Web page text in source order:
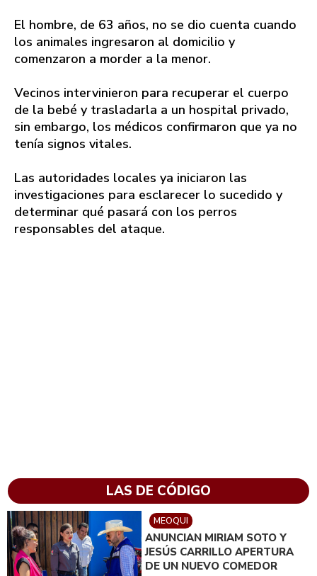
El hombre, de 63 años, no se dio cuenta cuando
los animales ingresaron al domicilio y
comenzaron a morder a la menor.
Vecinos intervinieron para recuperar el cuerpo
de la bebé y trasladarla a un hospital privado,
sin embargo, los médicos confirmaron que ya no
tenía signos vitales.
Las autoridades locales ya iniciaron las
investigaciones para esclarecer lo sucedido y
determinar qué pasará con los perros
responsables del ataque.
LAS DE CÓDIGO
MEOQUI
ANUNCIAN MIRIAM SOTO Y
JESÚS CARRILLO APERTURA
DE UN NUEVO COMEDOR